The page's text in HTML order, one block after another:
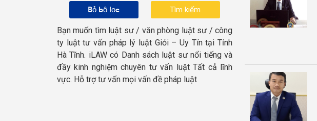
Bỏ bộ lọc
Bạn muốn tìm luật sư / văn phòng luật sư / công
ty luật tư vấn pháp lý luật Giỏi – Uy Tín tại Tỉnh
Hà Tĩnh. iLAW có Danh sách luật sư nổi tiếng và
đầy kinh nghiệm chuyên tư vấn luật Tất cả lĩnh
vực. Hỗ trợ tư vấn mọi vấn đề pháp luật